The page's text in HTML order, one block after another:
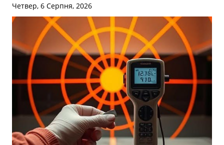
Четвер, 6 Серпня, 2026